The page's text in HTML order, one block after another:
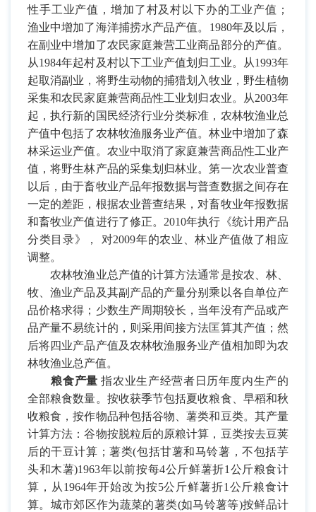
性手工业产值，增加了村及村以下办的工业产值；
渔业中增加了海洋捕捞水产品产值。 1980年及以后，
在副业中增加了农民家庭兼营工业商品部分的产值。
从1984年起村及村以下工业产值划归工业。从1993年
起取消副业，将野生动物的捕猎划入牧业，野生植物
采集和农民家庭兼营商品性工业划归农业。从2003年
起，执行新的国民经济行业分类标准，农林牧渔业总
产值中包括了农林牧渔服务业产值。林业中增加了森
林采运业产值。农业中取消了家庭兼营商品性工业产
值，将野生林产品的采集划归林业。第一次农业普查
以后，由于畜牧业产品年报数据与普查数据之间存在
一定的差距，根据农业普查结果，对畜牧业年报数据
和畜牧业产值进行了修正。 2010年执行《统计用产品
分类目录》， 对2009年的农业、林业产值做了相应
调整。
农林牧渔业总产值的计算方法通常是按农、林、
牧、渔业产品及其副产品的产量分别乘以各自单位产
品价格求得；少数生产周期较长，当年没有产品或产
品产量不易统计的，则采用间接方法匡算其产值；然
后将四业产品产值及农林牧渔服务业产值相加即为农
林牧渔业总产值。
粮食产量 指农业生产经营者日历年度内生产的
全部粮食数量。按收获季节包括夏收粮食、早稻和秋
收粮食，按作物品种包括谷物、薯类和豆类。其产量
计算方法：谷物按脱粒后的原粮计算，豆类按去豆荚
后的干豆计算；薯类(包括甘薯和马铃薯，不包括芋
头和木薯)1963年以前按每4公斤鲜薯折1 公斤粮食计
算，从 1964年开始改为按5公斤鲜薯折1 公斤粮食计
算。城市郊区作为蔬菜的薯类(如马铃薯等)按鲜品计